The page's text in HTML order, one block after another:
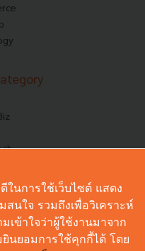
ในการใช้เว็บไซต์ แสดง
นใจ รวมถึงเพื่อวิเคราะห์
เข้าใจว่าผู้ใช้งานมาจาก
นยอมการใช้คุกกี้ได้ โดย